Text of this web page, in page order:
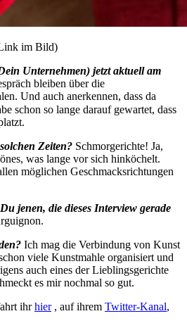
im Bild)
Unternehmen) jetzt aktuell am
bleiben über die
Und auch anerkennen, dass da
schon so lange darauf gewartet, dass
Zeiten? Schmorgerichte! Ja,
was lange vor sich hinköchelt.
möglichen Geschmacksrichtungen
jenen, die dieses Interview gerade
Ich mag die Verbindung von Kunst
viele Kunstmahle organisiert und
auch eines der Lieblingsgerichte
es mir nochmal so gut.
ihrhier, auf ihrem Twitter-Kanal,